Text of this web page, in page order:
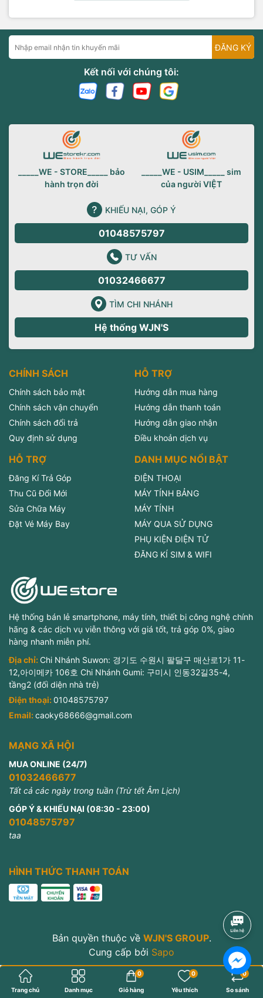
ĐĂNG KÝ
Kết nối với chúng tôi:
_____WE - STORE_____ bảo
hành trọn đời
_____WE - USIM_____ sim
của người VIỆT
KHIẾU NẠI, GÓP Ý
01048575797
TƯ VẤN
01032466677
TÌM CHI NHÁNH
Hệ thống WJN'S
CHÍNH SÁCH
Chính sách bảo mật
Chính sách vận chuyển
Chính sách đổi trả
Quy định sử dụng
HỖ TRỢ
Hướng dẫn mua hàng
Hướng dẫn thanh toán
Hướng dẫn giao nhận
Điều khoản dịch vụ
HỖ TRỢ
Đăng Kí Trả Góp
Thu Cũ Đổi Mới
Sửa Chữa Máy
Đặt Vé Máy Bay
DANH MỤC NỔI BẬT
ĐIỆN THOẠI
MÁY TÍNH BẢNG
MÁY TÍNH
MÁY QUA SỬ DỤNG
PHỤ KIỆN ĐIỆN TỬ
ĐĂNG KÍ SIM & WIFI
Hệ thống bán lẻ smartphone, máy tính, thiết bị công nghệ chính
hãng & các dịch vụ viễn thông với giá tốt, trả góp 0%, giao
hàng nhanh miễn phí.
Địa chỉ: Chi Nhánh Suwon: 경기도 수원시 팔달구 매산로1가 11-
12,아이메카 106호 Chi Nhánh Gumi: 구미시 인동32길35-4,
tầng2 (đối diện nhà trẻ)
Điện thoại:01048575797
Email:caoky68666@gmail.com
MẠNG XÃ HỘI
MUA ONLINE (24/7)
01032466677
Tất cả các ngày trong tuần (Trừ tết Âm Lịch)
GÓP Ý & KHIẾU NẠI (08:30 - 23:00)
01048575797
taa
HÌNH THỨC THANH TOÁN
Bản quyền thuộc về WJN'S GROUP.
Cung cấp bởi Sapo
Trang chủ Danh mục Giỏ hàng
0
Yêu thích
0
So sánh
0